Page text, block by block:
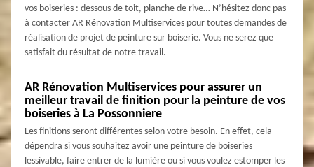
vos boiseries : dessous de toit, planche de rive… N’hésitez donc pas
à contacter AR Rénovation Multiservices pour toutes demandes de
réalisation de projet de peinture sur boiserie. Vous ne serez que
satisfait du résultat de notre travail.
AR Rénovation Multiservices pour assurer un
meilleur travail de finition pour la peinture de vos
boiseries à La Possonniere
Les finitions seront différentes selon votre besoin. En effet, cela
dépendra si vous souhaitez avoir une peinture de boiseries
lessivable, faire entrer de la lumière ou si vous voulez estomper les